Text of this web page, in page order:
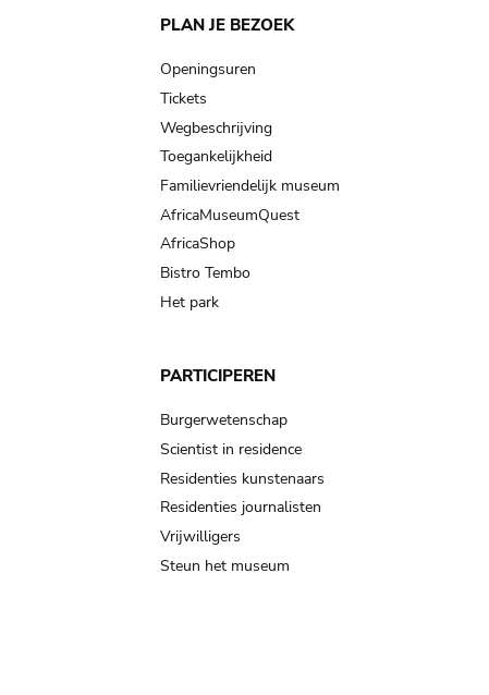
Main
navigation
PLAN JE BEZOEK
Openingsuren
Tickets
Wegbeschrijving
Toegankelijkheid
Familievriendelijk museum
AfricaMuseumQuest
AfricaShop
Bistro Tembo
Het park
PARTICIPEREN
Burgerwetenschap
Scientist in residence
Residenties kunstenaars
Residenties journalisten
Vrijwilligers
Steun het museum